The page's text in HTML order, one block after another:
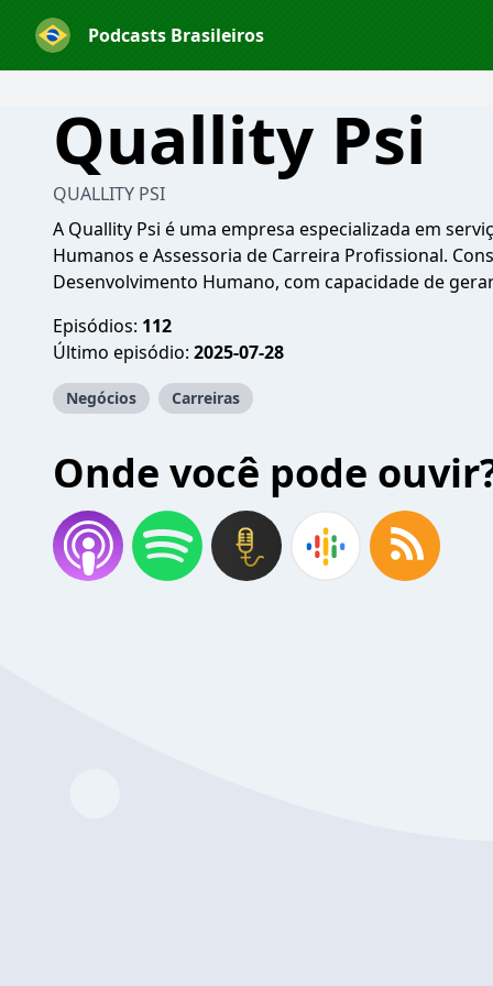
Podcasts Brasileiros
Quallity Psi
QUALLITY PSI
A Quallity Psi é uma empresa especializada em
Humanos e Assessoria de Carreira Profissional.
Desenvolvimento Humano, com capacidade de
Episódios: 112
Último episódio: 2025-07-28
Negócios Carreiras
Onde você pode